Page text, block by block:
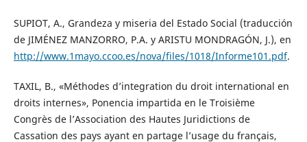
SUPIOT, A., Grandeza y miseria del Estado Social (traducción
de JIMÉNEZ MANZORRO, P.A. y ARISTU MONDRAGÓN, J.), en
http://www.1mayo.ccoo.es/nova/files/1018/Informe101.pdf.
TAXIL, B., «Méthodes d’integration du droit international en
droits internes», Ponencia impartida en le Troisième
Congrès de l’Association des Hautes Juridictions de
Cassation des pays ayant en partage l’usage du français,